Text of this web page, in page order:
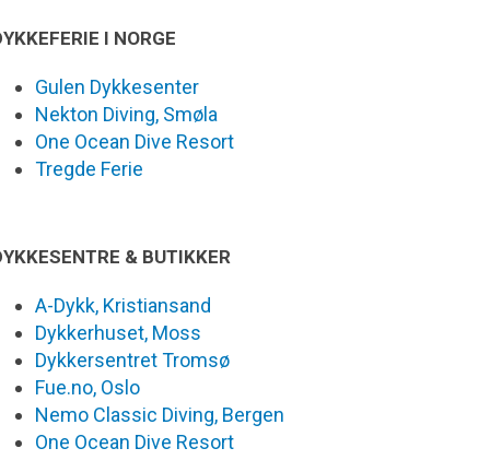
I NORGE
Gulen Dykkesenter
Nekton Diving, Smøla
One Ocean Dive Resort
Tregde Ferie
& BUTIKKER
A-Dykk, Kristiansand
Dykkerhuset, Moss
Dykkersentret Tromsø
Fue.no, Oslo
Nemo Classic Diving, Bergen
One Ocean Dive Resort